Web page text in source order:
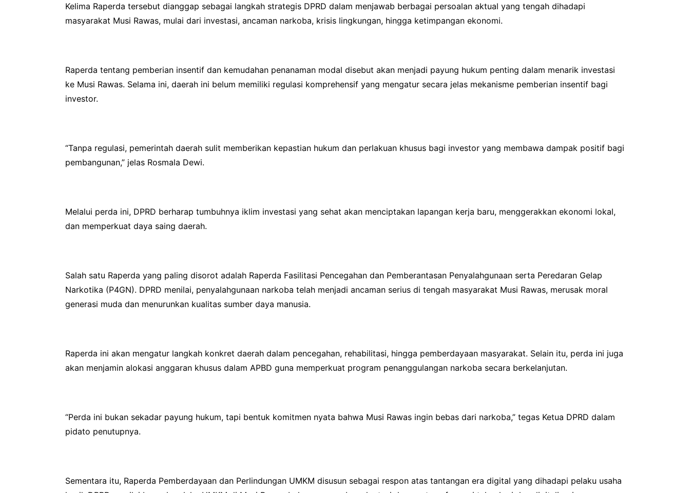
Kelima Raperda tersebut dianggap sebagai langkah strategis DPRD dalam menjawab berbagai persoalan aktual yang tengah dihadapi
masyarakat Musi Rawas, mulai dari investasi, ancaman narkoba, krisis lingkungan, hingga ketimpangan ekonomi.
Raperda tentang pemberian insentif dan kemudahan penanaman modal disebut akan menjadi payung hukum penting dalam menarik investasi
ke Musi Rawas. Selama ini, daerah ini belum memiliki regulasi komprehensif yang mengatur secara jelas mekanisme pemberian insentif bagi
investor.
“Tanpa regulasi, pemerintah daerah sulit memberikan kepastian hukum dan perlakuan khusus bagi investor yang membawa dampak positif bagi
pembangunan,” jelas Rosmala Dewi.
Melalui perda ini, DPRD berharap tumbuhnya iklim investasi yang sehat akan menciptakan lapangan kerja baru, menggerakkan ekonomi lokal,
dan memperkuat daya saing daerah.
Salah satu Raperda yang paling disorot adalah Raperda Fasilitasi Pencegahan dan Pemberantasan Penyalahgunaan serta Peredaran Gelap
Narkotika (P4GN). DPRD menilai, penyalahgunaan narkoba telah menjadi ancaman serius di tengah masyarakat Musi Rawas, merusak moral
generasi muda dan menurunkan kualitas sumber daya manusia.
Raperda ini akan mengatur langkah konkret daerah dalam pencegahan, rehabilitasi, hingga pemberdayaan masyarakat. Selain itu, perda ini juga
akan menjamin alokasi anggaran khusus dalam APBD guna memperkuat program penanggulangan narkoba secara berkelanjutan.
“Perda ini bukan sekadar payung hukum, tapi bentuk komitmen nyata bahwa Musi Rawas ingin bebas dari narkoba,” tegas Ketua DPRD dalam
pidato penutupnya.
Sementara itu, Raperda Pemberdayaan dan Perlindungan UMKM disusun sebagai respon atas tantangan era digital yang dihadapi pelaku usaha